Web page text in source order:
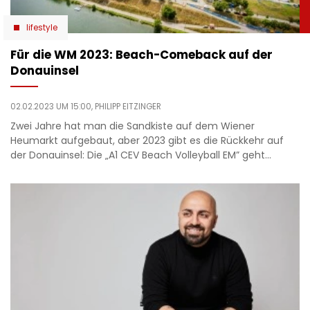
lifestyle
Für die WM 2023: Beach-Comeback auf der
Donauinsel
02.02.2023 UM 15:00, PHILIPP EITZINGER
Zwei Jahre hat man die Sandkiste auf dem Wiener
Heumarkt aufgebaut, aber 2023 gibt es die Rückkehr auf
der Donauinsel: Die „A1 CEV Beach Volleyball EM” geht…